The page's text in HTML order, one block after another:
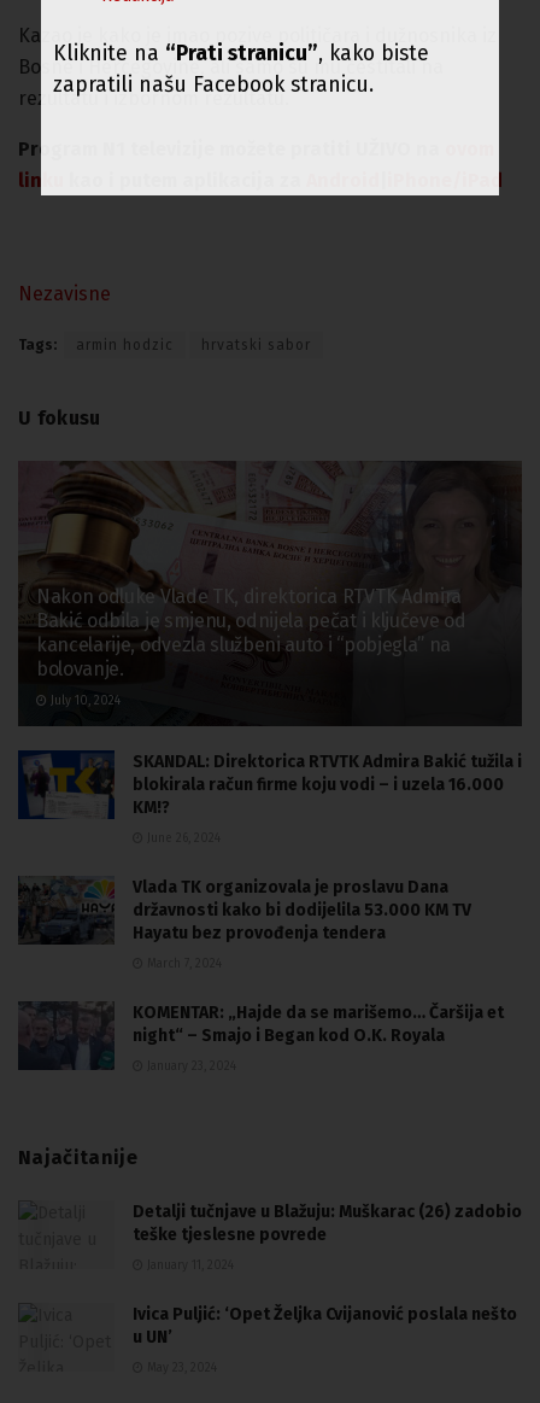
Kazao je kako je imao pozive političara i dužnosnika iz
Bosne i Hercegovine, ali samo su mu čestitali na
rezultatu i izbornom rezultatu.
Program N1 televizije možete pratiti UŽIVO na
linku
iPhone/iPad
Nezavisne
Tags: armin hodzic hrvatski sabor
U fokusu
Nakon odluke Vlade TK, direktorica RTVTK Admira
Bakić odbila je smjenu, odnijela pečat i ključeve od
kancelarije, odvezla službeni auto i “pobjegla” na
bolovanje.
July 10, 2024
SKANDAL: Direktorica RTVTK Admira Bakić tužila i
blokirala račun firme koju vodi – i uzela 16.000
KM!?
Vlada TK organizovala je proslavu Dana
državnosti kako bi dodijelila 53.000 KM TV
Hayatu bez provođenja tendera
KOMENTAR: „Hajde da se marišemo… Čaršija et
night“ – Smajo i Began kod O.K. Royala
Najačitanije
Detalji tučnjave u Blažuju: Muškarac (26) zadobio
teške tjeslesne povrede
Ivica Puljić: ‘Opet Željka Cvijanović poslala nešto
u UN’
Kliknite na “Prati stranicu”, kako biste
zapratili našu Facebook stranicu.